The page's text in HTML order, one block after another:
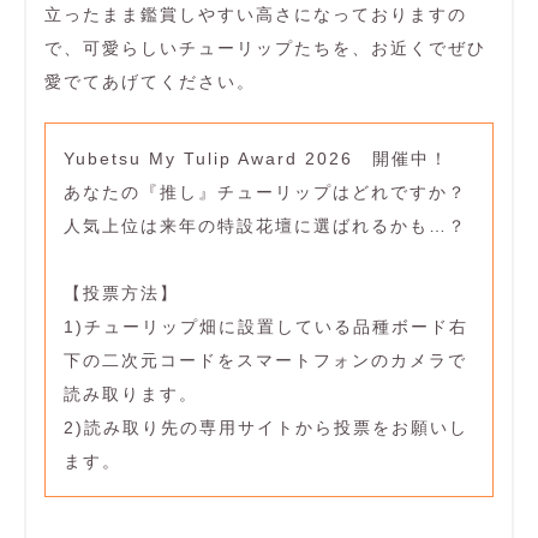
立ったまま鑑賞しやすい高さになっておりますの
で、可愛らしいチューリップたちを、お近くでぜひ
愛でてあげてください。
Yubetsu My Tulip Award 2026 開催中！
あなたの『推し』チューリップはどれですか？
人気上位は来年の特設花壇に選ばれるかも…？
【投票方法】
1)チューリップ畑に設置している品種ボード右
下の二次元コードをスマートフォンのカメラで
読み取ります。
2)読み取り先の専用サイトから投票をお願いし
ます。